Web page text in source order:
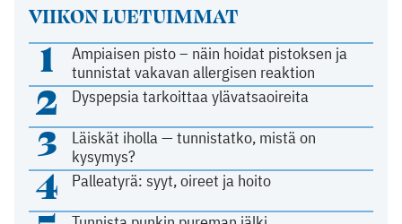
VIIKON LUETUIMMAT
1
Ampiaisen pisto – näin hoidat pistoksen ja
tunnistat vakavan allergisen reaktion
2 Dyspepsia tarkoittaa ylävatsaoireita
3
Läiskät iholla — tunnistatko, mistä on
kysymys?
4 Palleatyrä: syyt, oireet ja hoito